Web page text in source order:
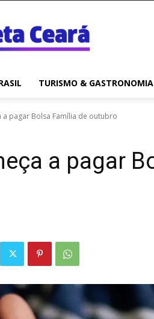
TURISMO & GASTRONOMIA
a pagar Bolsa Família de outubro
a pagar